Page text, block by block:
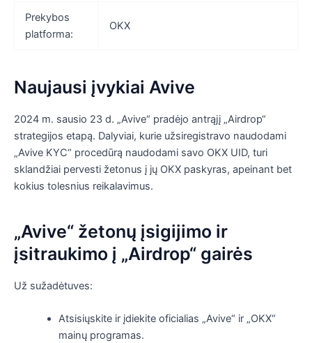
Prekybos
platforma:
OKX
Naujausi įvykiai Avive
2024 m. sausio 23 d. „Avive“ pradėjo antrąjį „Airdrop“
strategijos etapą. Dalyviai, kurie užsiregistravo naudodami
„Avive KYC“ procedūrą naudodami savo OKX UID, turi
sklandžiai pervesti žetonus į jų OKX paskyras, apeinant bet
kokius tolesnius reikalavimus.
„Avive“ žetonų įsigijimo ir
įsitraukimo į „Airdrop“ gairės
Už sužadėtuves:
Atsisiųskite ir įdiekite oficialias „Avive“ ir „OKX“
mainų programas.